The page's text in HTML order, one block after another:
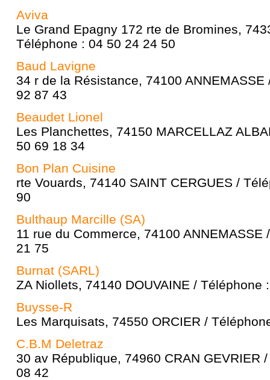
Aviva
Le Grand Epagny 172 rte de Bromines,
Téléphone : 04 50 24 24 50
Baud Lavigne
34 r de la Résistance, 74100
92 87 43
Beaudet Lionel
Les Planchettes, 74150 MARCELLAZ
50 69 18 34
Bon Plan Cuisine
rte Vouards, 74140 SAINT CERGUES /
90
Bulthaup Marcille (SA)
11 rue du Commerce, 74100 ANNEMASSE
21 75
Burnat (SARL)
ZA Niollets, 74140 DOUVAINE / Téléphone
Buysse-R
Les Marquisats, 74550 ORCIER /
C.B.M Deletraz
30 av République, 74960 CRAN GEVRIER
08 42